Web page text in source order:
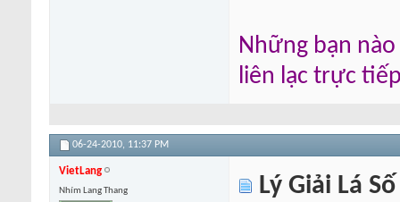
Những bạn
liên lạc trực
06-24-2010, 11:37 PM
VietLang
Nhím Lang Thang Lý Giải Lá